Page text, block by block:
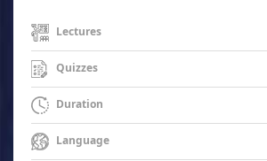
Lectures
Quizzes
Duration
Language